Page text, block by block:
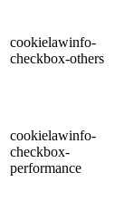
cookielawinfo-
checkbox-others
cookielawinfo-
checkbox-
performance